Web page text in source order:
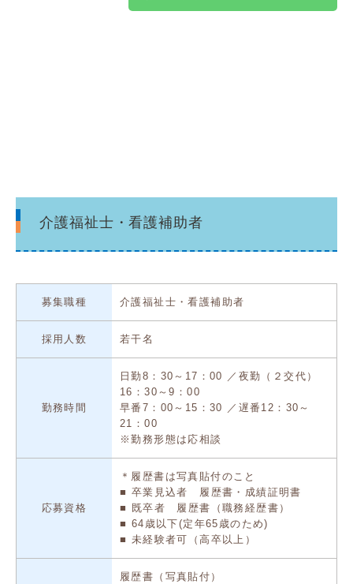
介護福祉士・看護補助者
募集職種 介護福祉士・看護補助者
採用人数 若干名
勤務時間
日勤8：30～17：00 ／夜勤（２交代）
16：30～9：00
早番7：00～15：30 ／遅番12：30～
21：00
※勤務形態は応相談
応募資格
＊履歴書は写真貼付のこと
■ 卒業見込者 履歴書・成績証明書
■ 既卒者 履歴書（職務経歴書）
■ 64歳以下(定年65歳のため)
■ 未経験者可（高卒以上）
履歴書（写真貼付）